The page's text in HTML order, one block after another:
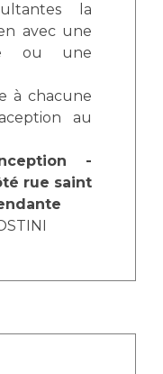
la
avec une
ou une
à chacune
au
-
rue saint